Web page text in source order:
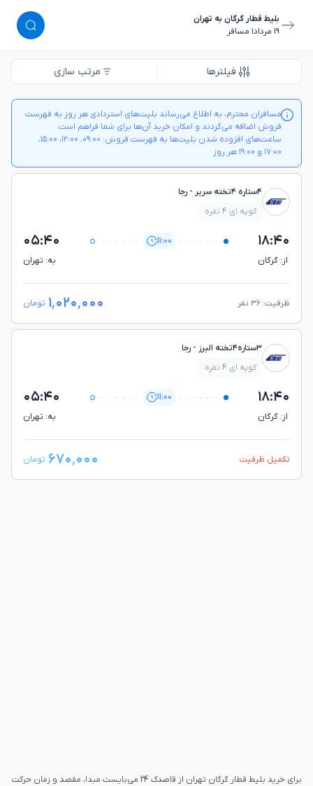
بلیط قطار گرگان به تهران
١٩ مرداد
١ مسافر
فیلترها مرتب سازی
مسافران محترم، به اطلاع می‌رساند بلیت‌های استردادی هر روز به فهرست
فروش اضافه می‌گردند و امکان خرید آن‌ها برای شما فراهم است.
ساعت‌های افزوده شدن بلیت‌ها به فهرست فروش: ۰۹:۰۰، ۱۲:۰۰، ۱۵:۰۰،
۱۷:۰۰ و ۱۹:۰۰ هر روز
۴ستاره ۴تخته سریر - رجا
کوپه ای 4 نفره
۱۸:۴۰
از: گرگان
11:00 ۰۵:۴۰
به: تهران
ظرفیت: ۳۶ نفر ۱٬۰۲۰٬۰۰۰ تومان
۳ستاره۴تخته البرز - رجا
کوپه ای 4 نفره
۱۸:۴۰
از: گرگان
11:00 ۰۵:۴۰
به: تهران
تکمیل ظرفیت ۶۷۰٬۰۰۰ تومان
برای خرید بلیط قطار گرگان تهران از قاصدک 24 می‌بایست مبدا، مقصد و زمان حرکت